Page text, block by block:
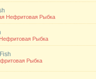
Нефритовая Рыбка
Рыбка
Рыбка